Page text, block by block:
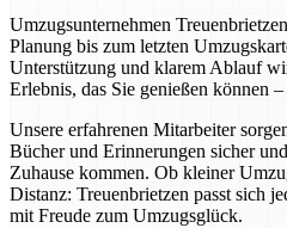
Umzugsunternehmen
Planung bis zum letzten
Unterstützung und klarem Ablauf
Erlebnis, das Sie genießen können
Unsere erfahrenen Mitarbeiter
Bücher und Erinnerungen sicher
Zuhause kommen. Ob kleiner
Distanz: Treuenbrietzen passt sich
mit Freude zum Umzugsglück.